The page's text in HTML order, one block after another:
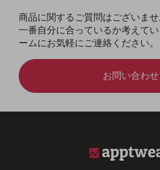
商品に関するご質問はございま
一番自分に合っているか考えて
ームにお気軽にご連絡ください。
お問い合わせ